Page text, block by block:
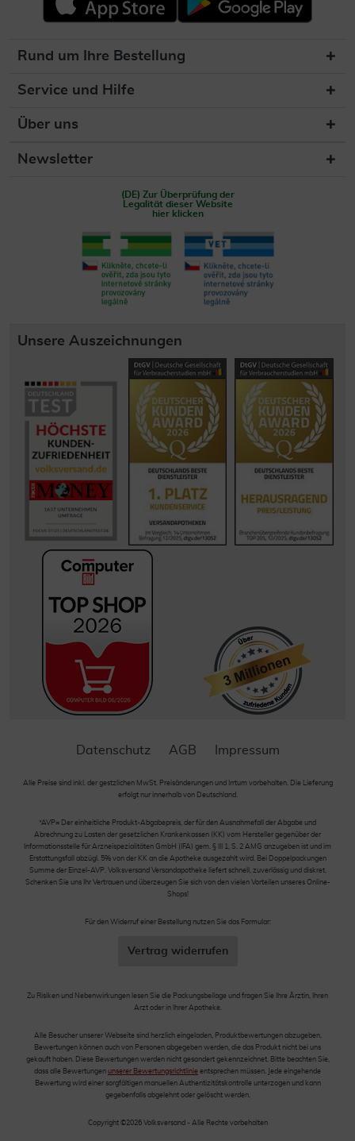
Rund um Ihre Bestellung
Service und Hilfe
Über uns
Newsletter
(DE) Zur Überprüfung der
Legalität dieser Website
hier klicken
Unsere Auszeichnungen
Datenschutz AGB Impressum
Alle Preise sind inkl. der gestzlichen MwSt. Preisänderungen und Irrtum vorbehalten. Die Lieferung
erfolgt nur innerhalb von Deutschland.
*AVP= Der einheitliche Produkt-Abgabepreis, der für den Ausnahmefall der Abgabe und
Abrechnung zu Lasten der gesetzlichen Krankenkassen (KK) vom Hersteller gegenüber der
Informationsstelle für Arzneispezialitäten GmbH (IFA) gem. § III 1, S. 2 AMG anzugeben ist und im
Erstattungsfall abzügl. 5% von der KK an die Apotheke ausgezahlt wird. Bei Doppelpackungen
Summe der Einzel-AVP. Volksversand Versandapotheke liefert schnell, zuverlässig und diskret.
Schenken Sie uns Ihr Vertrauen und überzeugen Sie sich von den vielen Vorteilen unseres Online-
Shops!
Für den Widerruf einer Bestellung nutzen Sie das Formular:
Vertrag widerrufen
Zu Risiken und Nebenwirkungen lesen Sie die Packungsbeilage und fragen Sie Ihre Ärztin, Ihren
Arzt oder in Ihrer Apotheke.
Alle Besucher unserer Webseite sind herzlich eingeladen, Produktbewertungen abzugeben.
Bewertungen können auch von Personen abgegeben werden, die das Produkt nicht bei uns
gekauft haben. Diese Bewertungen werden nicht gesondert gekennzeichnet. Bitte beachten Sie,
dass alle Bewertungen unserer Bewertungsrichtlinie entsprechen müssen. Jede eingehende
Bewertung wird einer sorgfältigen manuellen Authentizitätskontrolle unterzogen und kann
gegebenfalls abgelehnt oder gelöscht werden.
Copyright ©2026 Volksversand - Alle Rechte vorbehalten